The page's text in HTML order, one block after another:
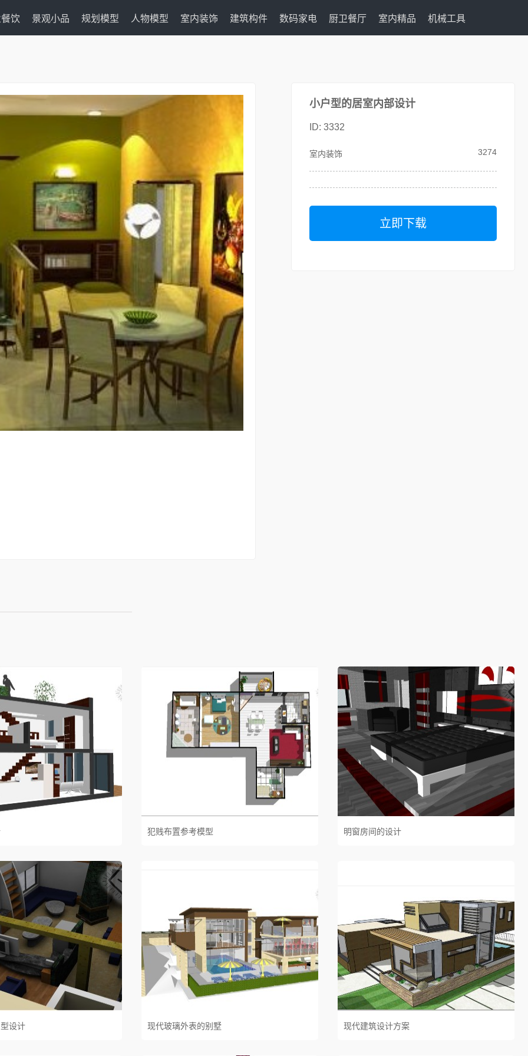
饮 景观小品 规划模型 人物模型 室内装饰 建筑构件 数码家电 厨卫餐厅 室内精品 机械工具
小户型的居室内部设计
ID: 3332
室内装饰 3274
立即下载
犯贱布置参考模型 明窗房间的设计
设计 现代玻璃外表的别墅 现代建筑设计方案